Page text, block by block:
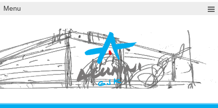
Menu